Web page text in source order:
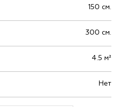
150 см.
300 см.
4.5 м²
Нет